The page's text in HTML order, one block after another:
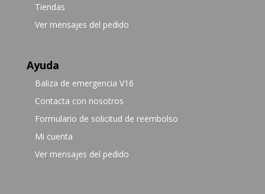
Tiendas
Ver mensajes del pedido
Ayuda
Baliza de emergencia V16
Contacta con nosotros
Formulario de solicitud de reembolso
Mi cuenta
Ver mensajes del pedido